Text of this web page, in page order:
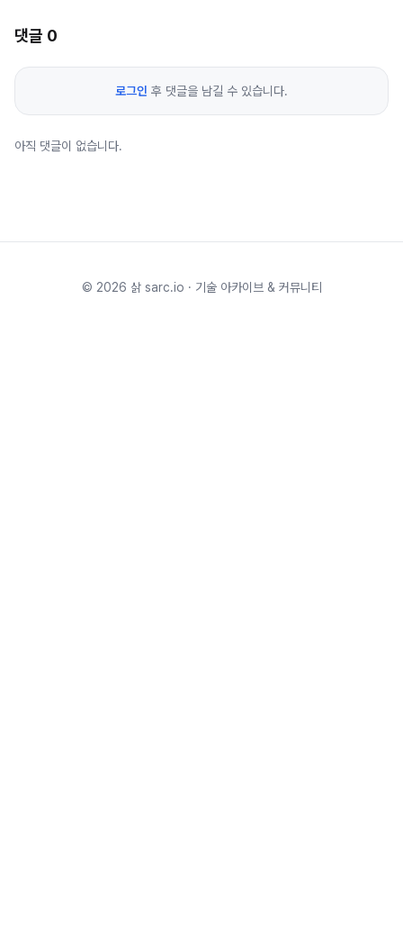
댓글 0
로그인 후 댓글을 남길 수 있습니다.
아직 댓글이 없습니다.
© 2026 삵 sarc.io · 기술 아카이브 & 커뮤니티